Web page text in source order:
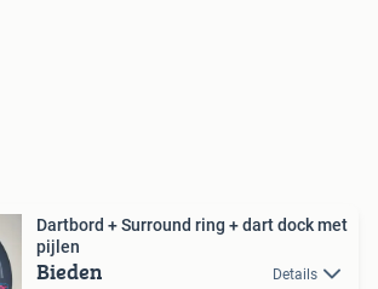
Dartbord + Surround ring + dart dock met
pijlen
Bieden Details